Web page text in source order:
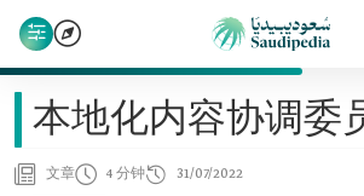
本地化内容协调委
文章 4 分钟 31/07/2022